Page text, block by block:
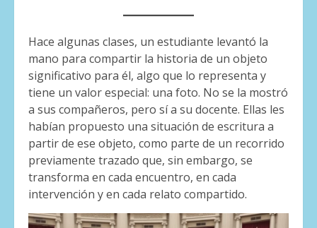
Hace algunas clases, un estudiante levantó la
mano para compartir la historia de un objeto
significativo para él, algo que lo representa y
tiene un valor especial: una foto. No se la mostró
a sus compañeros, pero sí a su docente. Ellas les
habían propuesto una situación de escritura a
partir de ese objeto, como parte de un recorrido
previamente trazado que, sin embargo, se
transforma en cada encuentro, en cada
intervención y en cada relato compartido.